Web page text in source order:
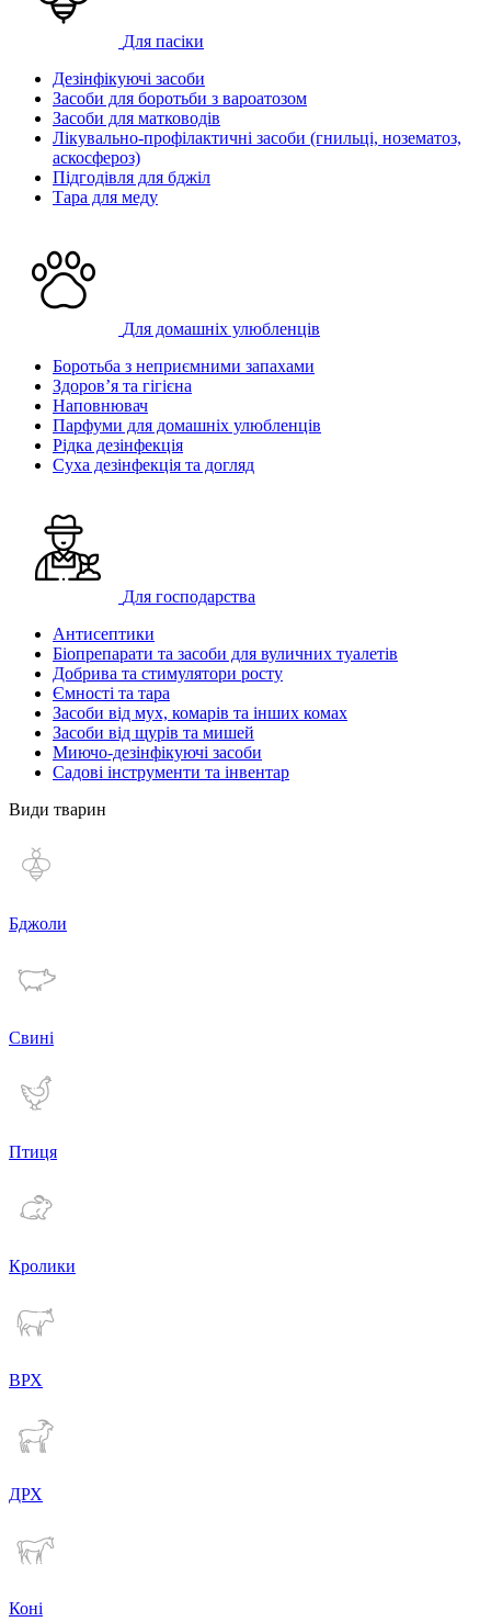
Для пасіки
Дезінфікуючі засоби
Засоби для боротьби з вароатозом
Засоби для матководів
Лікувально-профілактичні засоби (гнильці, нозематоз,
аскосфероз)
Підгодівля для бджіл
Тара для меду
Для домашніх улюбленців
Боротьба з неприємними запахами
Здоров’я та гігієна
Наповнювач
Парфуми для домашніх улюбленців
Рідка дезінфекція
Суха дезінфекція та догляд
Для господарства
Антисептики
Біопрепарати та засоби для вуличних туалетів
Добрива та стимулятори росту
Ємності та тара
Засоби від мух, комарів та інших комах
Засоби від щурів та мишей
Миючо-дезінфікуючі засоби
Садові інструменти та інвентар
Види тварин
Бджоли
Свині
Птиця
Кролики
ВРХ
ДРХ
Коні